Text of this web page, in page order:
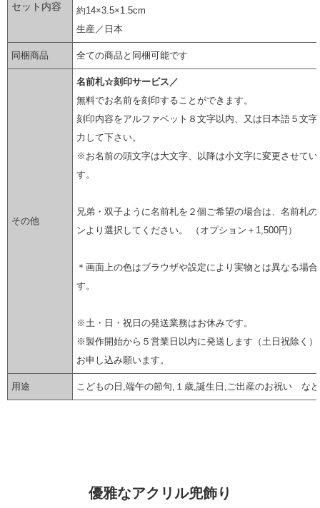
セット内容
約14×3.5×1.5cm
生産／日本
同梱商品 全ての商品と同梱可能です
その他
名前札☆刻印サービス／
無料でお名前を刻印することができます。
刻印内容をアルファベット８文字以内、又は日本語５文
力して下さい。
※お名前の頭文字は大文字、以降は小文字に変更させてい
す。
兄弟・双子ように名前札を２個ご希望の場合は、名前札
ンより選択してください。 （オプション＋1,500円）
＊画面上の色はブラウザや設定により実物とは異なる場
す。
※土・日・祝日の発送業務はお休みです。
※製作開始から５営業日以内に発送します（土日祝除く
お申し込み願います。
用途 こどもの日,端午の節句,１歳,誕生日,ご出産のお祝い など
優雅なアクリル兜飾り